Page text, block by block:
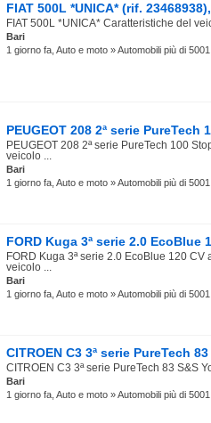
FIAT 500L *UNICA* (rif.
FIAT 500L *UNICA* Caratteristiche del
Bari
1 giorno fa, Auto e moto » Automobili più di
PEUGEOT 208 2ª serie
PEUGEOT 208 2ª serie PureTech 100
veicolo ...
Bari
1 giorno fa, Auto e moto » Automobili più di
FORD Kuga 3ª serie 2.0 EcoBlue
FORD Kuga 3ª serie 2.0 EcoBlue 120 CV
veicolo ...
Bari
1 giorno fa, Auto e moto » Automobili più di
CITROEN C3 3ª serie PureTech
CITROEN C3 3ª serie PureTech 83 S&S
Bari
1 giorno fa, Auto e moto » Automobili più di